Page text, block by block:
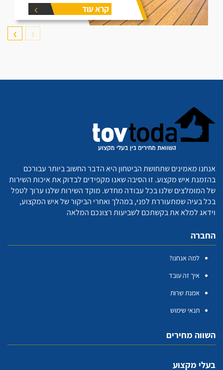
קרא עוד
❮
❯
אנחנו מאמינים שתחושת הביטחון היא הדבר החשוב ביותר עבורכם
בהזמנת איש מקצוע. זו הסיבה שאנו מקפידים לבדוק את איכות השירות
של המומלצים שלנו בכל עבודה מחדש. מוקד השירות שלנו ערוך לטפל
בכל בעיה שמתעוררת לפני, במהלך ואחרי הביקור של איש המקצוע,
וידאג למלא את בקשתכם לשביעות רצונכם המלאה
החברה
למה אנחנו?
איך זה עובד
אמנת שרות
תנאי שימוש
השווה מחירים
בעלי מקצוע